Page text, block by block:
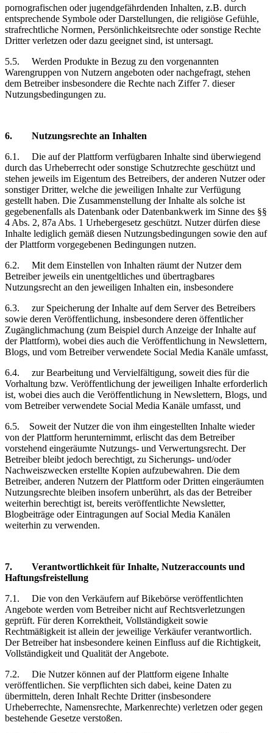
pornografischen oder jugendgefährdenden Inhalten, z.B. durch
entsprechende Symbole oder Darstellungen, die religiöse Gefühle,
strafrechtliche Normen, Persönlichkeitsrechte oder sonstige Rechte
Dritter verletzen oder dazu geeignet sind, ist untersagt.
5.5.
Werden Produkte in Bezug zu den vorgenannten
Warengruppen von Nutzern angeboten oder nachgefragt, stehen
dem Betreiber insbesondere die Rechte nach Ziffer 7. dieser
Nutzungsbedingungen zu.
6. Nutzungsrechte an Inhalten
6.1.
Die auf der Plattform verfügbaren Inhalte sind überwiegend
durch das Urheberrecht oder sonstige Schutzrechte geschützt und
stehen jeweils im Eigentum des Betreibers, der anderen Nutzer oder
sonstiger Dritter, welche die jeweiligen Inhalte zur Verfügung
gestellt haben. Die Zusammenstellung der Inhalte als solche ist
gegebenenfalls als Datenbank oder Datenbankwerk im Sinne des §§
4 Abs. 2, 87a Abs. 1 Urhebergesetz geschützt. Nutzer dürfen diese
Inhalte lediglich gemäß diesen Nutzungsbedingungen sowie den auf
der Plattform vorgegebenen Bedingungen nutzen.
6.2.
Mit dem Einstellen von Inhalten räumt der Nutzer dem
Betreiber jeweils ein unentgeltliches und übertragbares
Nutzungsrecht an den jeweiligen Inhalten ein, insbesondere
6.3.
zur Speicherung der Inhalte auf dem Server des Betreibers
sowie deren Veröffentlichung, insbesondere deren öffentlicher
Zugänglichmachung (zum Beispiel durch Anzeige der Inhalte auf
der Plattform), wobei dies auch die Veröffentlichung in Newslettern,
Blogs, und vom Betreiber verwendete Social Media Kanäle umfasst,
6.4.
zur Bearbeitung und Vervielfältigung, soweit dies für die
Vorhaltung bzw. Veröffentlichung der jeweiligen Inhalte erforderlich
ist, wobei dies auch die Veröffentlichung in Newslettern, Blogs, und
vom Betreiber verwendete Social Media Kanäle umfasst, und
6.5.
Soweit der Nutzer die von ihm eingestellten Inhalte wieder
von der Plattform herunternimmt, erlischt das dem Betreiber
vorstehend eingeräumte Nutzungs- und Verwertungsrecht. Der
Betreiber bleibt jedoch berechtigt, zu Sicherungs- und/oder
Nachweiszwecken erstellte Kopien aufzubewahren. Die dem
Betreiber, anderen Nutzern der Plattform oder Dritten eingeräumten
Nutzungsrechte bleiben insofern unberührt, als das der Betreiber
weiterhin berechtigt ist, bereits veröffentlichte Newsletter,
Blogbeiträge oder Eintragungen auf Social Media Kanälen
weiterhin zu verwenden.
7. Verantwortlichkeitfür Inhalte, Nutzeraccounts und
Haftungsfreistellung
7.1.
Die von den Verkäufern auf Bikebörse veröffentlichten
Angebote werden vom Betreiber nicht auf Rechtsverletzungen
geprüft. Für deren Korrektheit, Vollständigkeit sowie
Rechtmäßigkeitistallein der jeweilige Verkäufer verantwortlich.
Der Betreiber hat insbesondere keinen Einfluss auf die Richtigkeit,
Vollständigkeit und Qualität der Angebote.
7.2.
Die Nutzer können auf der Plattform eigene Inhalte
veröffentlichen. Sie verpflichten sich dabei, keine Daten zu
übermitteln, deren Inhalt Rechte Dritter (insbesondere
Urheberrechte, Namensrechte, Markenrechte) verletzen oder gegen
bestehende Gesetze verstoßen.